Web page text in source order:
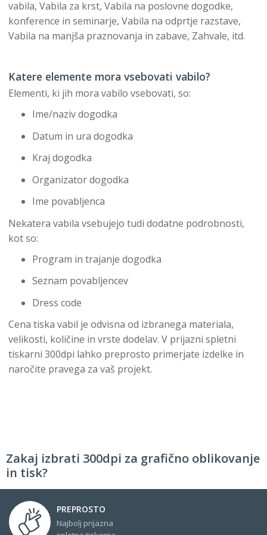
vabila, Vabila za krst, Vabila na poslovne dogodke,
konference in seminarje, Vabila na odprtje razstave,
Vabila na manjša praznovanja in zabave, Zahvale, itd.
Katere elemente mora vsebovati vabilo?
Elementi, ki jih mora vabilo vsebovati, so:
Ime/naziv dogodka
Datum in ura dogodka
Kraj dogodka
Organizator dogodka
Ime povabljenca
Nekatera vabila vsebujejo tudi dodatne podrobnosti,
kot so:
Program in trajanje dogodka
Seznam povabljencev
Dress code
Cena tiska vabil je odvisna od izbranega materiala,
velikosti, količine in vrste dodelav. V prijazni spletni
tiskarni 300dpi lahko preprosto primerjate izdelke in
naročite pravega za vaš projekt.
Zakaj izbrati 300dpi za grafično oblikovanje
in tisk?
PREPROSTO
Najbolj prijazna